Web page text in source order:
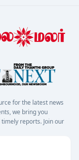
for the latest news
we bring you
reports. Join our